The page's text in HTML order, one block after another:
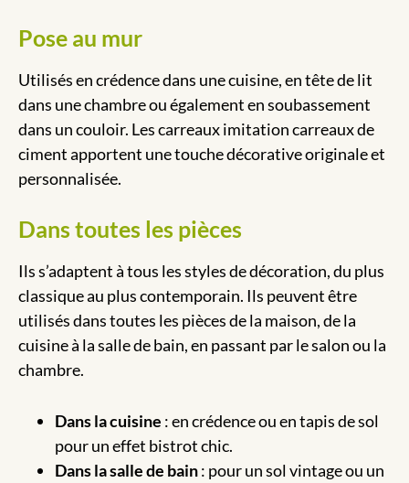
Pose au mur
Utilisés en crédence dans une cuisine, en tête de lit
dans une chambre ou également en soubassement
dans un couloir. Les carreaux imitation carreaux de
ciment apportent une touche décorative originale et
personnalisée.
Dans toutes les pièces
Ils s’adaptent à tous les styles de décoration, du plus
classique au plus contemporain. Ils peuvent être
utilisés dans toutes les pièces de la maison, de la
cuisine à la salle de bain, en passant par le salon ou la
chambre.
Dans la cuisine : en crédence ou en tapis de sol
pour un effet bistrot chic.
Dans la salle de bain: pour un sol vintage ou un